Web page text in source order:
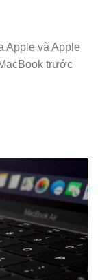
Apple và Apple
trước